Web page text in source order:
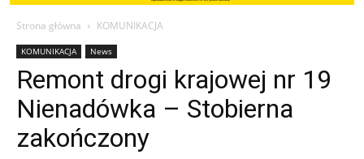
Strona główna KOMUNIKACJA
KOMUNIKACJA News
Remont drogi krajowej nr 19
Nienadówka – Stobierna
zakończony